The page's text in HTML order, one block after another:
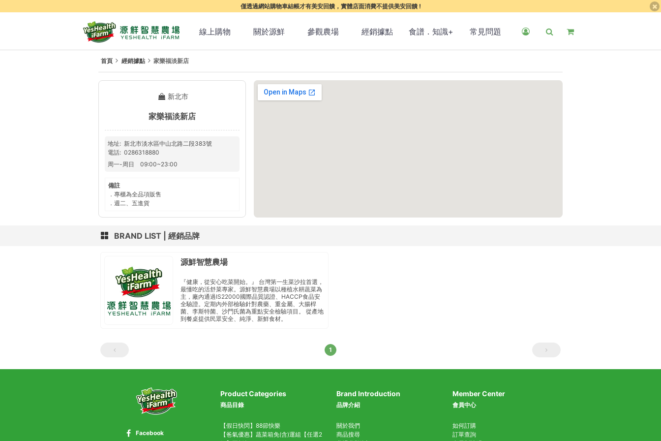
僅透過網站購物車結帳才有美安回饋，實體店面消費不提供美安回饋 !
線上購物 關於源鮮 參觀農場 經銷據點 食譜．知識+ 常見問題
首頁 經銷據點 家樂福淡新店
新北市
家樂福淡新店
地址
新北市淡水區中山北路二段383號
電話 0286318880
周一-周日 09:00~23:00
備註
．專櫃為全品項販售
．週二、五進貨
BRAND LIST 經銷品牌
源鮮智慧農場
『健康，從安心吃菜開始。』 台灣第一生菜沙拉首選，
最懂吃的活舒菜專家。源鮮智慧農場以種植水耕蔬菜為
主， 廠內通過IS22000國際品質認證、HACCP食品安
全驗證。定期內外部檢驗 針對農藥、重金屬、大腸桿
菌、李斯特菌、沙門氏菌 為重點安全檢驗項目 。 從產地
到餐桌 提供民眾安全、純淨、新鮮食材。
1
Facebook
Product Categories
商品目錄
【假日快閃】88節快樂
【爸氣優惠】蔬菜箱免(含)運組【任選2
Brand Introduction
品牌介紹
關於我們
商品搜尋
Member Center
會員中心
如何訂購
訂單查詢